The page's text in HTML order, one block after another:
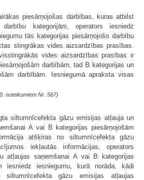
piesārņojošas darbības, kuras atbilst
darbību kategorijām, operators iesniedz
tās kategorijas piesārņojošo darbību
stingrākas vides aizsardzības prasības.
vides aizsardzības prasības ir
darbībām, tad B kategorijas un
darbībām. Iesniegumā apraksta visas
noteikumiem Nr. 567)
siltumnīcefekta gāzu emisijas atļauja un
A vai B kategorijas piesārņojošām
atšķiras no siltumnīcefekta gāzu
iekļautās informācijas, operators
atļaujas saņemšanai A vai B kategorijas
iesniedz iesniegumu, kurā norāda, kādi
siltumnīcefekta gāzu emisijas atļaujas